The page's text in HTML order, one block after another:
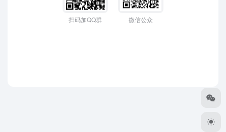
扫码加QQ群 微信公众